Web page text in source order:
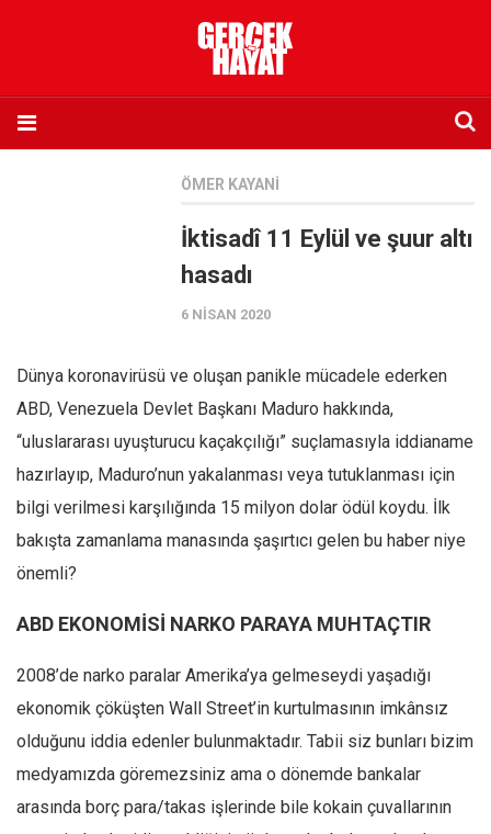
Abone olmak istiyorum
Twitter
Facebook
Instagram
Editörden
Yvonne Ridley
Barış Tarımcıoğlu
ÖMER KAYANI
İktisadî 11 Eylül ve şuur altı
hasadı
6 NISAN 2020
Dünya koronavirüsü ve oluşan panikle mücadele ederken
ABD, Venezuela Devlet Başkanı Maduro hakkında,
“uluslararası uyuşturucu kaçakçılığı” suçlamasıyla iddianame
hazırlayıp, Maduro’nun yakalanması veya tutuklanması için
bilgi verilmesi karşılığında 15 milyon dolar ödül koydu. İlk
bakışta zamanlama manasında şaşırtıcı gelen bu haber niye
önemli?
ABD EKONOMİSİ NARKO PARAYA MUHTAÇTIR
2008’de narko paralar Amerika’ya gelmeseydi yaşadığı
ekonomik çöküşten Wall Street’in kurtulmasının imkânsız
olduğunu iddia edenler bulunmaktadır. Tabii siz bunları bizim
medyamızda göremezsiniz ama o dönemde bankalar
arasında borç para/takas işlerinde bile kokain çuvallarının